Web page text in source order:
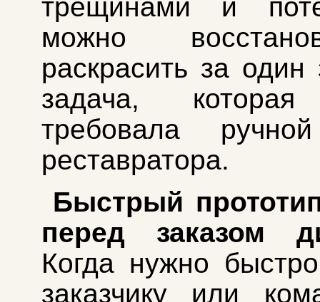
трещинами и
можно
раскрасить за
задача,
требовала
реставратора.
Быстрый
перед заказом
Когда нужно
заказчику или